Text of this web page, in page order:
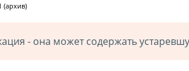
(архив)
- она может содержать